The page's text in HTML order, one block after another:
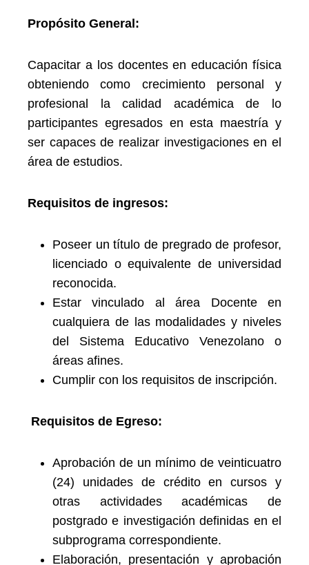
Propósito General:
Capacitar a los docentes en educación física
obteniendo como crecimiento personal y
profesional la calidad académica de lo
participantes egresados en esta maestría y
ser capaces de realizar investigaciones en el
área de estudios.
Requisitos de ingresos:
Poseer un título de pregrado de profesor,
licenciado o equivalente de universidad
reconocida.
Estar vinculado al área Docente en
cualquiera de las modalidades y niveles
del Sistema Educativo Venezolano o
áreas afines.
Cumplir con los requisitos de inscripción.
Requisitos de Egreso:
Aprobación de un mínimo de veinticuatro
(24) unidades de crédito en cursos y
otras actividades académicas de
postgrado e investigación definidas en el
subprograma correspondiente.
Elaboración, presentación y aprobación